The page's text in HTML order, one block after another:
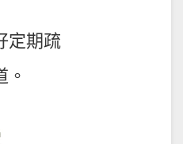
定期疏
。